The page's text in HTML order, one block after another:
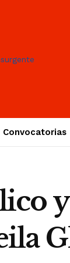
Convocatorias